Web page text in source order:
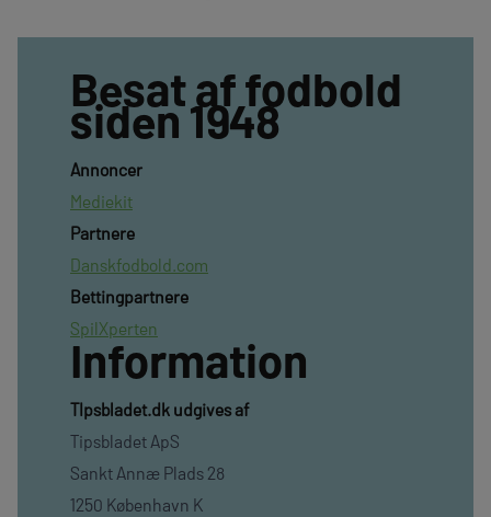
Besat af fodbold
siden 1948
Annoncer
Mediekit
Partnere
Danskfodbold.com
Bettingpartnere
SpilXperten
Information
TIpsbladet.dk udgives af
Tipsbladet ApS
Sankt Annæ Plads 28
1250 København K